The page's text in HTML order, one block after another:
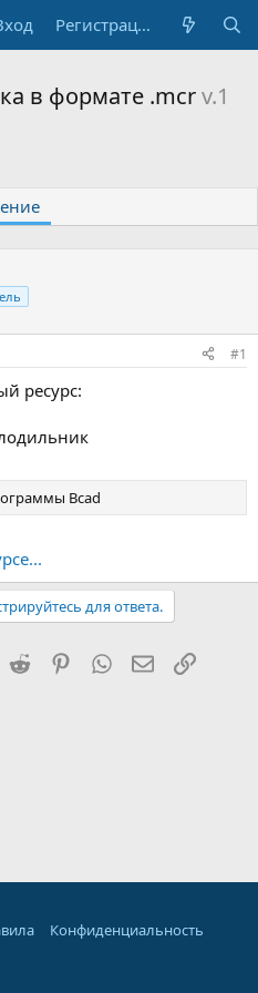
Регистрация
в формате .mcrv.1
#1
ресурс:
Bcad
для ответа.
Reddit PinterestWhatsApp Ссылка
Конфиденциальность